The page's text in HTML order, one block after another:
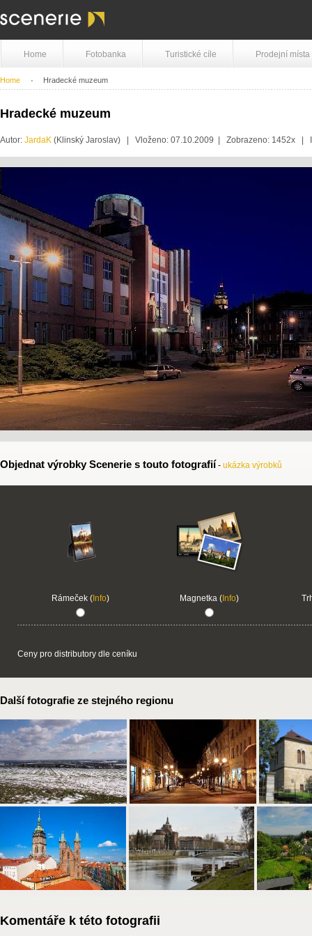
Home Fotobanka Turistické cíle Prodejní místa
Home Hradecké muzeum
Hradecké muzeum
Autor: JardaK (Klinský Jaroslav) | Vloženo: 07.10.2009 | Zobrazeno: 1452x |
Objednat výrobky Scenerie s touto fotografií - ukázka výrobků
Rámeček (Info) Magnetka (Info)
Ceny pro distributory dle ceníku
Další fotografie ze stejného regionu
Komentáře k této fotografii